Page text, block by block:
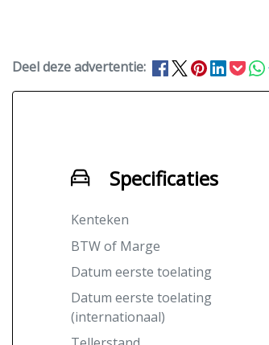
Deel deze advertentie:
Specificaties
Kenteken
BTW of Marge
Datum eerste toelating
Datum eerste toelating
(internationaal)